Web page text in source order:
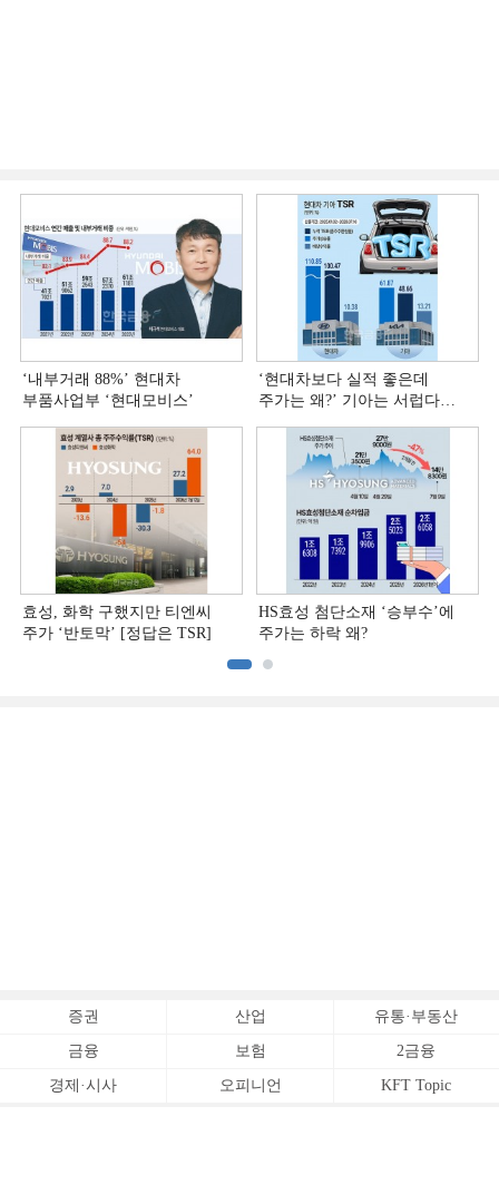
‘내부거래 88%ʼ 현대차
부품사업부 ‘현대모비스ʼ
‘현대차보다 실적 좋은데
주가는 왜?ʼ 기아는 서럽다
효성, 화학 구했지만 티엔씨
주가 ‘반토막’ [정답은 TSR]
HS효성 첨단소재 ‘승부수’에
주가는 하락 왜?
증권 산업 유통·부동산
금융 보험 2금융
경제·시사 오피니언 KFT Topic